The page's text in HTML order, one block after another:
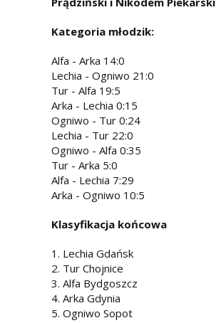
Kategoria młodzik:
Alfa - Arka 14:0
Lechia - Ogniwo 21:0
Tur - Alfa 19:5
Arka - Lechia 0:15
Ogniwo - Tur 0:24
Lechia - Tur 22:0
Ogniwo - Alfa 0:35
Tur - Arka 5:0
Alfa - Lechia 7:29
Arka - Ogniwo 10:5
Klasyfikacja końcowa
1. Lechia Gdańsk
2. Tur Chojnice
3. Alfa Bydgoszcz
4. Arka Gdynia
5. Ogniwo Sopot